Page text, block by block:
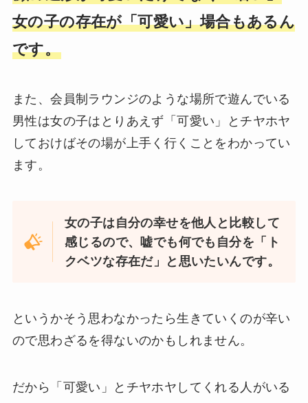
女の子の存在が「可愛い」場合もあるん
です。
また、会員制ラウンジのような場所で遊んでいる
男性は女の子はとりあえず「可愛い」とチヤホヤ
しておけばその場が上手く行くことをわかってい
ます。
女の子は自分の幸せを他人と比較して
感じるので、嘘でも何でも自分を「ト
クベツな存在だ」と思いたいんです。
というかそう思わなかったら生きていくのが辛い
ので思わざるを得ないのかもしれません。
だから「可愛い」とチヤホヤしてくれる人がいる